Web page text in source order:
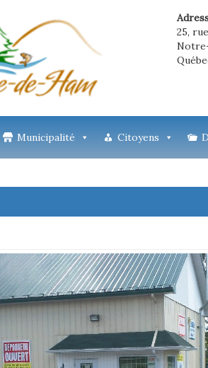
25,
Municipalité Citoyens